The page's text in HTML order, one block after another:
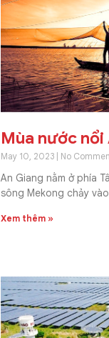
Mùa nước nổi
May 10, 2023 No
An Giang nằm ở phía
sông Mekong chảy
Xem thêm »